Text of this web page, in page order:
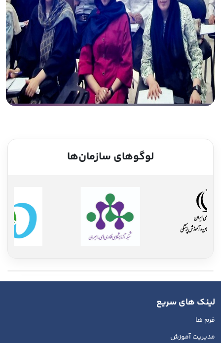
لوگوهای سازمان‌ها
لینک های سریع
فرم ها
مدیریت آموزش